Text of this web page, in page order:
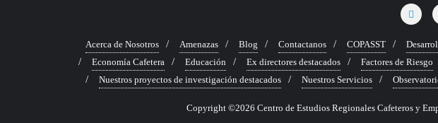
Acerca de Nosotros Amenazas Blog Contactanos COPASST
Economía Cafetera
Educación Ex directores destacados Factores de Riesgo
Nuestros proyectos de investigación destacados
Nuestros Servicios
Copyright ©2026 Centro de Estudios Regionales Cafeteros y